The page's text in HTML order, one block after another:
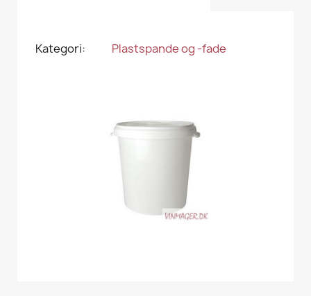
Kategori Plastspande og -fade